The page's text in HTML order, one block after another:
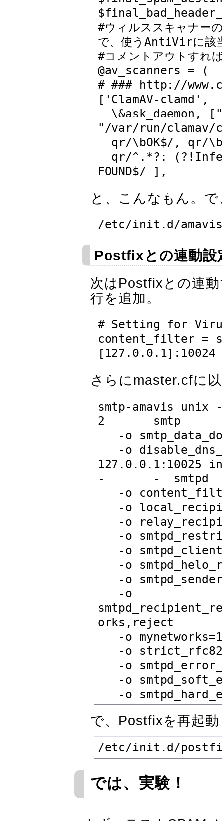
#ウィルススキャナー
で、使うAntiVirに該
#コメントアウトすれ
@av_scanners = (
# ### http://
['ClamAV-clamd',
"/var/run/clamav/
FOUND$/ ],
と、こんなもん。
/etc/init.d/
Postfixとの連動設
次はPostfixとの連
行を追加。
# Setting for
content_filter =
[127.0.0.1]:10024
さらにmaster.cfに
smtp-amavis
2       smtp
-       -  smtpd
orks,reject
-o
で、Postfixを再起
/etc/init.d/
では、実験！